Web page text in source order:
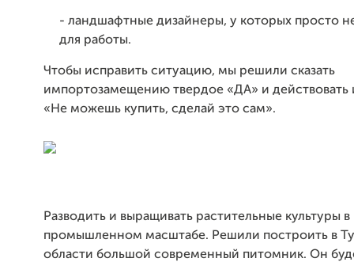
- ландшафтные дизайнеры, у которых просто
для работы.
Чтобы исправить ситуацию, мы решили сказать
импортозамещению твердое «ДА» и действовать
«Не можешь купить, сделай это сам».
Разводить и выращивать растительные культуры в
промышленном масштабе. Решили построить в
области большой современный питомник. Он